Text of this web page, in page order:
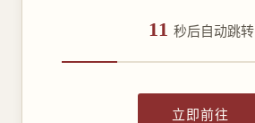
11 秒后自动跳转
立即前往